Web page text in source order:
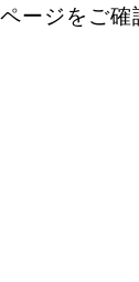
ージをご確